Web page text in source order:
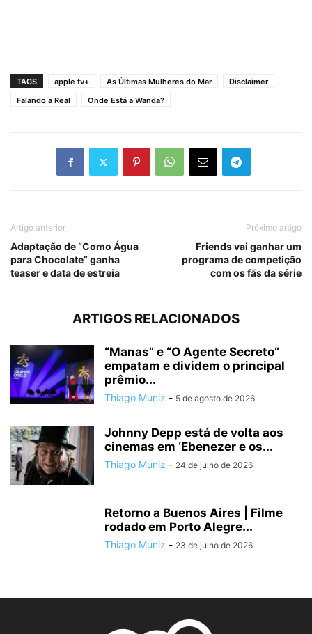
TAGS apple tv+ As Últimas Mulheres do Mar
Disclaimer
Falando a Real
Onde Está a Wanda?
Artigo anterior
Adaptação de “Como Água
para Chocolate” ganha
teaser e data de estreia
Próximo artigo
Friends vai ganhar um
programa de competição
com os fãs da série
ARTIGOS RELACIONADOS
“Manas” e “O Agente Secreto”
empatam e dividem o principal
prêmio...
Thiago Muniz - 5 de agosto de 2026
Johnny Depp está de volta aos
cinemas em ‘Ebenezer e os...
Thiago Muniz - 24 de julho de 2026
Retorno a Buenos Aires | Filme
rodado em Porto Alegre...
Thiago Muniz - 23 de julho de 2026